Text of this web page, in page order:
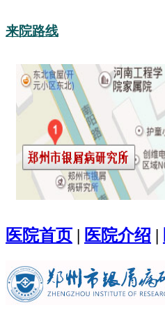
来院路线
医院首页 | 医院介绍 |